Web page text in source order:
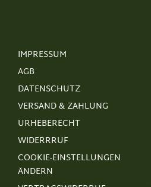
IMPRESSUM
AGB
DATENSCHUTZ
VERSAND & ZAHLUNG
URHEBERECHT
WIDERRRUF
COOKIE-EINSTELLUNGEN
ÄNDERN